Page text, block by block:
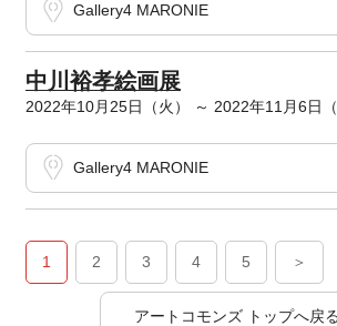
Gallery4 MARONIE
中川裕孝絵画展
2022年10月25日（火） ～ 2022年11月6日（
Gallery4 MARONIE
1 2 3 4 5 ＞
アートコモンズ トップへ戻る